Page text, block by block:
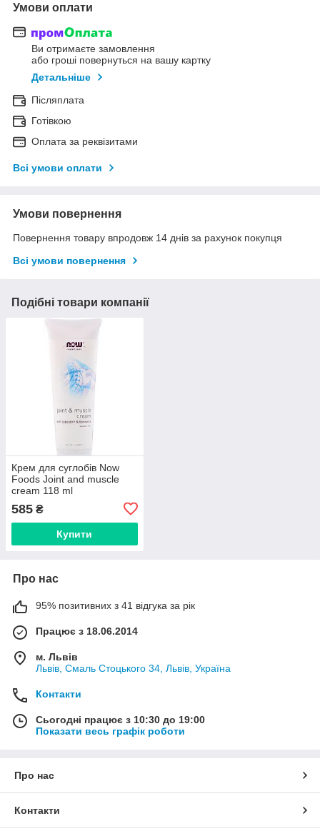
Умови оплати
Ви отримаєте замовлення
або гроші повернуться на вашу картку
Детальніше
Післяплата
Готівкою
Оплата за реквізитами
Всі умови оплати
Умови повернення
Повернення товару впродовж 14 днів за рахунок покупця
Всі умови повернення
Подібні товари компанії
Крем для суглобів Now
Foods Joint and muscle
cream 118 ml
585 ₴
Купити
Про нас
95% позитивних з 41 відгука за рік
Працює з 18.06.2014
м. Львів
Львів, Смаль Стоцького 34, Львів, Україна
Контакти
Сьогодні працює з 10:30 до 19:00
Показати весь графік роботи
Про нас
Контакти